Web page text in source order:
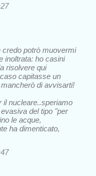
credo potrò muovermi
inoltrata: ho casini
risolvere qui
capitasse un
di avvisarti!
il nucleare..speriamo
del tipo "per
le acque,
ha dimenticato,